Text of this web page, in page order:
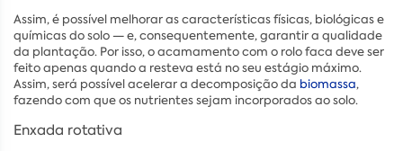
Assim, é possível melhorar as características físicas, biológicas e
químicas do solo — e, consequentemente, garantir a qualidade
da plantação. Por isso, o acamamento com o rolo faca deve ser
feito apenas quando a resteva está no seu estágio máximo.
Assim, será possível acelerar a decomposição da biomassa,
fazendo com que os nutrientes sejam incorporados ao solo.
Enxada rotativa